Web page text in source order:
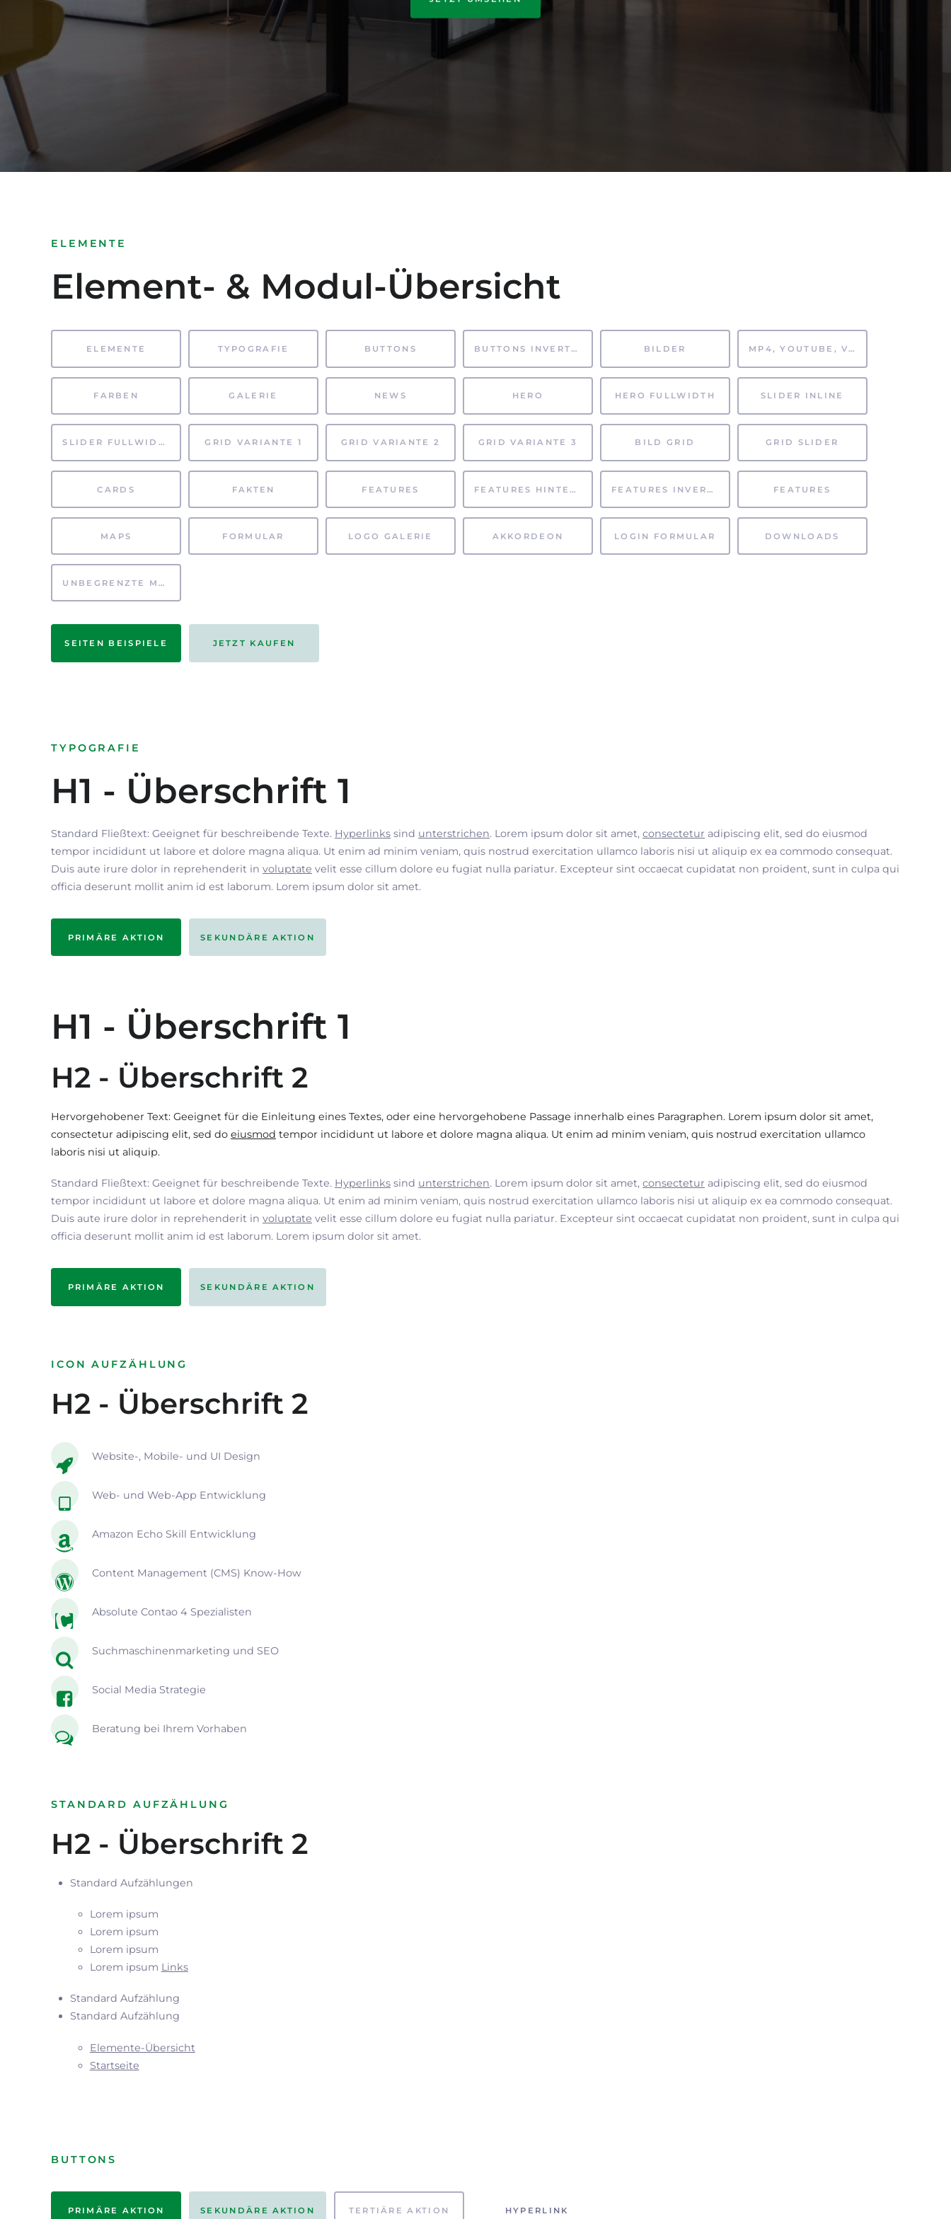
ELEMENTE
Element- & Modul-Übersicht
ELEMENTE TYPOGRAFIE BUTTONS BUTTONS INVERTIERT BILDER MP4, YOUTUBE, VIMEO
FARBEN GALERIE NEWS HERO HERO FULLWIDTH SLIDER INLINE
SLIDER FULLWIDTH GRID VARIANTE 1 GRID VARIANTE 2 GRID VARIANTE 3 BILD GRID GRID SLIDER
CARDS FAKTEN FEATURES FEATURES HINTERGRUND FEATURES INVERTIERT FEATURES
MAPS FORMULAR LOGO GALERIE AKKORDEON LOGIN FORMULAR DOWNLOADS
UNBEGRENZTE MÖGLICHKEITEN
SEITEN BEISPIELE JETZT KAUFEN
TYPOGRAFIE
H1 - Überschrift 1
Standard Fließtext: Geeignet für beschreibende Texte. Hyperlinks sind unterstrichen. Lorem ipsum dolor sit amet, consectetur adipiscing elit, sed do eiusmod
tempor incididunt ut labore et dolore magna aliqua. Ut enim ad minim veniam, quis nostrud exercitation ullamco laboris nisi ut aliquip ex ea commodo consequat.
Duis aute irure dolor in reprehenderit in voluptate velit esse cillum dolore eu fugiat nulla pariatur. Excepteur sint occaecat cupidatat non proident, sunt in culpa qui
officia deserunt mollit anim id est laborum. Lorem ipsum dolor sit amet.
PRIMÄRE AKTION SEKUNDÄRE AKTION
H1 - Überschrift 1
H2 - Überschrift 2
Hervorgehobener Text: Geeignet für die Einleitung eines Textes, oder eine hervorgehobene Passage innerhalb eines Paragraphen. Lorem ipsum dolor sit amet,
consectetur adipiscing elit, sed do eiusmod tempor incididunt ut labore et dolore magna aliqua. Ut enim ad minim veniam, quis nostrud exercitation ullamco
laboris nisi ut aliquip.
Standard Fließtext: Geeignet für beschreibende Texte. Hyperlinks sind unterstrichen. Lorem ipsum dolor sit amet, consectetur adipiscing elit, sed do eiusmod
tempor incididunt ut labore et dolore magna aliqua. Ut enim ad minim veniam, quis nostrud exercitation ullamco laboris nisi ut aliquip ex ea commodo consequat.
Duis aute irure dolor in reprehenderit in voluptate velit esse cillum dolore eu fugiat nulla pariatur. Excepteur sint occaecat cupidatat non proident, sunt in culpa qui
officia deserunt mollit anim id est laborum. Lorem ipsum dolor sit amet.
PRIMÄRE AKTION SEKUNDÄRE AKTION
ICON AUFZÄHLUNG
H2 - Überschrift 2
Website-, Mobile- und UI Design
Web- und Web-App Entwicklung
Amazon Echo Skill Entwicklung
Content Management (CMS) Know-How
Absolute Contao 4 Spezialisten
Suchmaschinenmarketing und SEO
Social Media Strategie
Beratung bei Ihrem Vorhaben
STANDARD AUFZÄHLUNG
H2 - Überschrift 2
Standard Aufzählungen
Lorem ipsum
Lorem ipsum
Lorem ipsum
Lorem ipsum Links
Standard Aufzählung
Standard Aufzählung
Elemente-Übersicht
Startseite
BUTTONS
PRIMÄRE AKTION SEKUNDÄRE AKTION TERTIÄRE AKTION HYPERLINK